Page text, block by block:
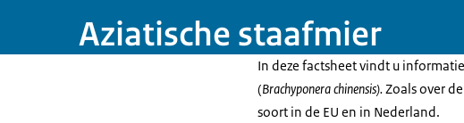
Aziatische staafmier
In deze factsheet vindt u
(Brachyponera chinensis).Zoals over
soort in de EU en in Nederland.